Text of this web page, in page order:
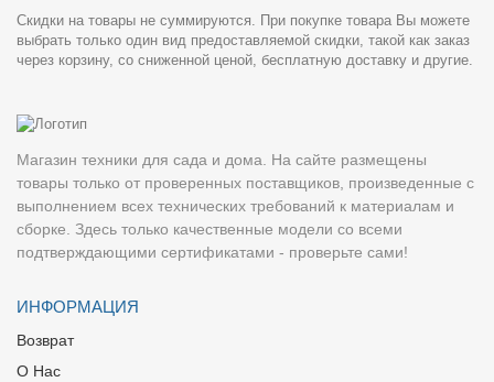
Скидки на товары не суммируются. При покупке товара Вы можете
выбрать только один вид предоставляемой скидки, такой как заказ
через корзину, со сниженной ценой, бесплатную доставку и другие.
Магазин техники для сада и дома. На сайте размещены
товары только от проверенных поставщиков, произведенные с
выполнением всех технических требований к материалам и
сборке. Здесь только качественные модели со всеми
подтверждающими сертификатами - проверьте сами!
ИНФОРМАЦИЯ
Возврат
О Нас